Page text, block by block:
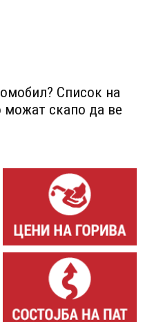
Список на
скапо да ве